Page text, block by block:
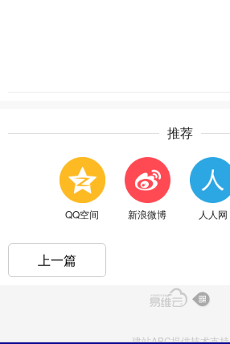
推荐
QQ空间 新浪微博 人人网
上一篇
建站ABC提供技术支持